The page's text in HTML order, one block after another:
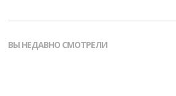
ВЫ НЕДАВНО СМОТРЕЛИ